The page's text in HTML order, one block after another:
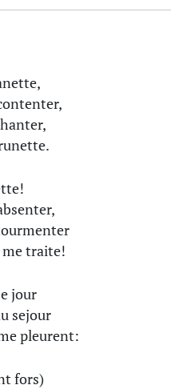
me traite!
jour
sejour
pleurent:
fors)